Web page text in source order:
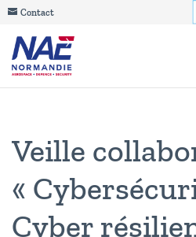
Contact
Veille
«
Cyber